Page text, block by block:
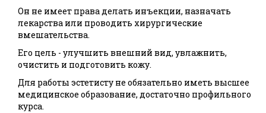
Он не имеет права делать инъекции, назначать
лекарства или проводить хирургические
вмешательства.
Его цель - улучшить внешний вид, увлажнить,
очистить и подготовить кожу.
Для работы эстетисту не обязательно иметь высшее
медицинское образование, достаточно профильного
курса.